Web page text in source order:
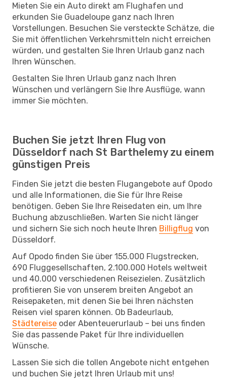
Mieten Sie ein Auto direkt am Flughafen und
erkunden Sie Guadeloupe ganz nach Ihren
Vorstellungen. Besuchen Sie versteckte Schätze, die
Sie mit öffentlichen Verkehrsmitteln nicht erreichen
würden, und gestalten Sie Ihren Urlaub ganz nach
Ihren Wünschen.
Gestalten Sie Ihren Urlaub ganz nach Ihren
Wünschen und verlängern Sie Ihre Ausflüge, wann
immer Sie möchten.
Buchen Sie jetzt Ihren Flug von
Düsseldorf nach St Barthelemy zu einem
günstigen Preis
Finden Sie jetzt die besten Flugangebote auf Opodo
und alle Informationen, die Sie für Ihre Reise
benötigen. Geben Sie Ihre Reisedaten ein, um Ihre
Buchung abzuschließen. Warten Sie nicht länger
und sichern Sie sich noch heute Ihren Billigflug von
Düsseldorf.
Auf Opodo finden Sie über 155.000 Flugstrecken,
690 Fluggesellschaften, 2.100.000 Hotels weltweit
und 40.000 verschiedenen Reisezielen. Zusätzlich
profitieren Sie von unserem breiten Angebot an
Reisepaketen, mit denen Sie bei Ihren nächsten
Reisen viel sparen können. Ob Badeurlaub,
Städtereise oder Abenteuerurlaub – bei uns finden
Sie das passende Paket für Ihre individuellen
Wünsche.
Lassen Sie sich die tollen Angebote nicht entgehen
und buchen Sie jetzt Ihren Urlaub mit uns!